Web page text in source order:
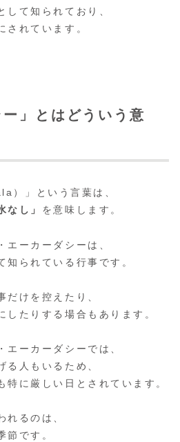
して知られており、
されています。
」とはどういう意
）」という言葉は、
なし」 を意味します。
エーカーダシーは、
知られている行事です。
だけを控えたり、
したりする場合もあります。
エーカーダシーでは、
る人もいるため、
特に厳しい日とされています。
れるのは、
節です。